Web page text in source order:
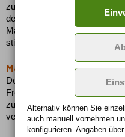
zum Frühlingsanfang und
der Cabrio-Saison präsentiert
Mazda MX-5 Sondermodell
stilsicher....
Mazda RX-8 als
Der RENESIS
Freestyle-Türsystem machen
zu einem Exot unter den
vereint er einen großen
Alternativ können Sie
auch manuell vor­nehmen
konfigurieren. Angaben